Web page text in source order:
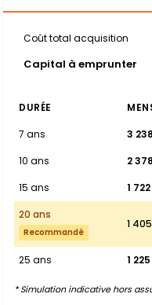
Coût total acquisition
Capital à emprunter
DURÉE
7 ans
3
10 ans
2
15 ans
1
20 ans
Recommandé
1
25 ans 1
* Simulation indicative hors